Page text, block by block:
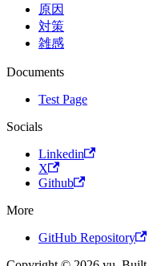
原因
対策
雑感
Documents
Test Page
Socials
Linkedin
X
Github
More
GitHub Repository